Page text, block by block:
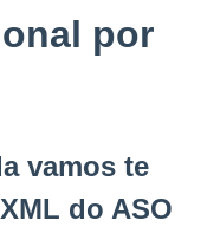
por
vamos te
do ASO